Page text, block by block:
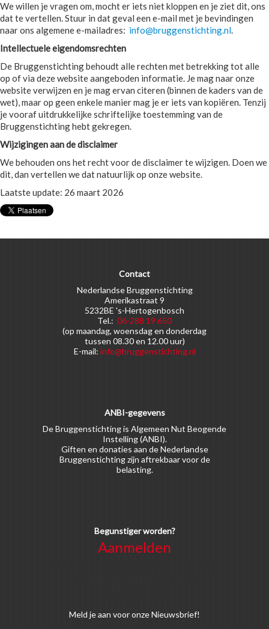
We willen je vragen om, mocht er iets niet kloppen en je ziet dit, ons
dat te vertellen. Stuur in dat geval een e-mail met je bevindingen
naar ons algemene e-mailadres: info@bruggenstichting.nl.
Intellectuele eigendomsrechten
De Bruggenstichting behoudt alle rechten met betrekking tot alle
op of via deze website aangeboden informatie. Je mag naar onze
website verwijzen en je mag ervan citeren (binnen de kaders van de
wet), maar op geen enkele manier mag je er iets van kopiëren. Tenzij
je vooraf uitdrukkelijke schriftelijke toestemming van de
Bruggenstichting hebt gekregen.
Wijzigingen aan de disclaimer
We behouden ons het recht voor de disclaimer te wijzigen. Doen we
dit, dan vertellen we dat natuurlijk op onze website.
Laatste update: 26 maart 2026
Contact
Nederlandse Bruggenstichting
Amerikastraat 9
5232BE 's-Hertogenbosch
Tel.: 06-288 19 650
(op maandag, woensdag en donderdag
tussen 08.30 en 12.00 uur)
E-mail: info@bruggenstichting.nl
ANBI-gegevens
De Bruggenstichting is Algemeen Nut Beogende
Instelling (ANBI).
Giften en donaties aan de Nederlandse
Bruggenstichting zijn aftrekbaar voor de
belasting.
Begunstiger worden?
Aanmelden
Meld je aan voor onze Nieuwsbrief!